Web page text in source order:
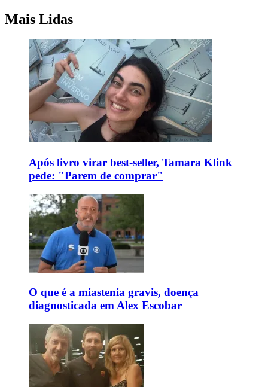
Mais Lidas
Após livro virar best-seller, Tamara Klink
pede: "Parem de comprar"
O que é a miastenia gravis, doença
diagnosticada em Alex Escobar